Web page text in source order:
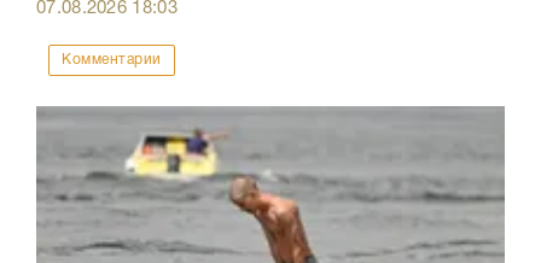
07.08.2026 18:03
Комментарии